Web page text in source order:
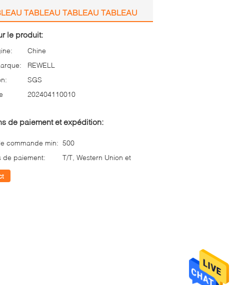
TABLEAU TABLEAU TABLEAU
le produit:
Chine
REWELL
SGS
202404110010
de paiement et expédition:
commande min: 500
de paiement:
T/T, Western Union et